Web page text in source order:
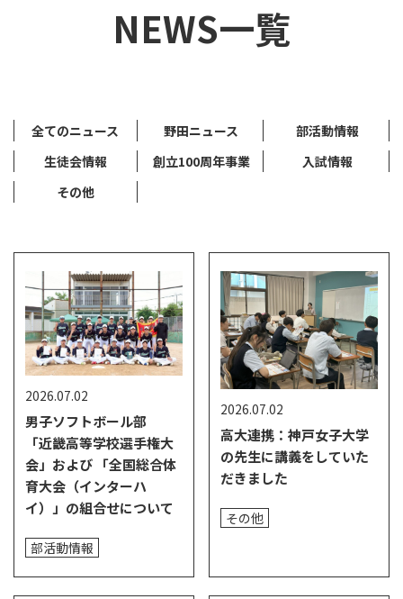
NEWS一覧
全てのニュース 野田ニュース
部活動情報
生徒会情報
創立100周年事業
入試情報
その他
2026.07.02
男子ソフトボール部
「近畿高等学校選手権大
会」および 「全国総合体
育大会（インターハ
イ）」の組合せについて
部活動情報
2026.07.02
高大連携：神戸女子大学
の先生に講義をしていた
だきました
その他